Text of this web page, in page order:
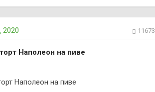
2020 11673
Наполеон на пиве